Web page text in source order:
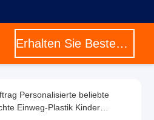
Erhalten Sie Besten Preis
Personalisierte beliebte
Einweg-Plastik Kinder